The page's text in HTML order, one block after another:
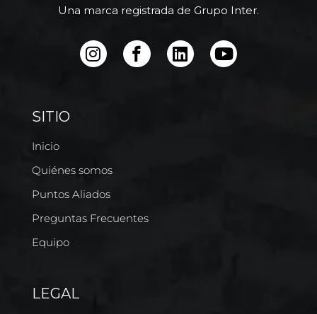
Una marca registrada de Grupo Inter.
SITIO
Inicio
Quiénes somos
Puntos Aliados
Preguntas Frecuentes
Equipo
LEGAL